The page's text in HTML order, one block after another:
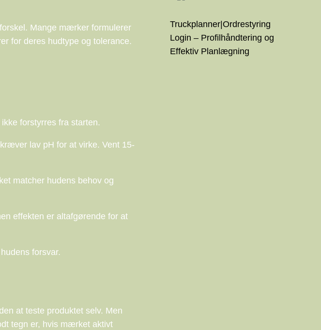
Mange mærker formulerer
for deres hudtype og tolerance.
forstyrres fra starten.
lav pH for at virke. Vent 15-
matcher hudens behov og
effekten er altafgørende for at
forsvar.
at teste produktet selv. Men
tegn er, hvis mærket aktivt
Truckplanner|Ordrestyring
Login – Profilhåndtering og
Effektiv Planlægning